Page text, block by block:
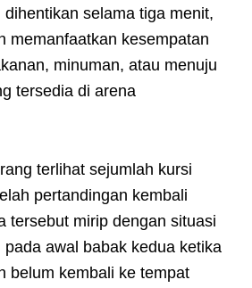
selama tiga menit,
memanfaatkan kesempatan
minuman, atau menuju
tersedia di arena
terlihat sejumlah kursi
pertandingan kembali
tersebut mirip dengan situasi
awal babak kedua ketika
belum kembali ke tempat